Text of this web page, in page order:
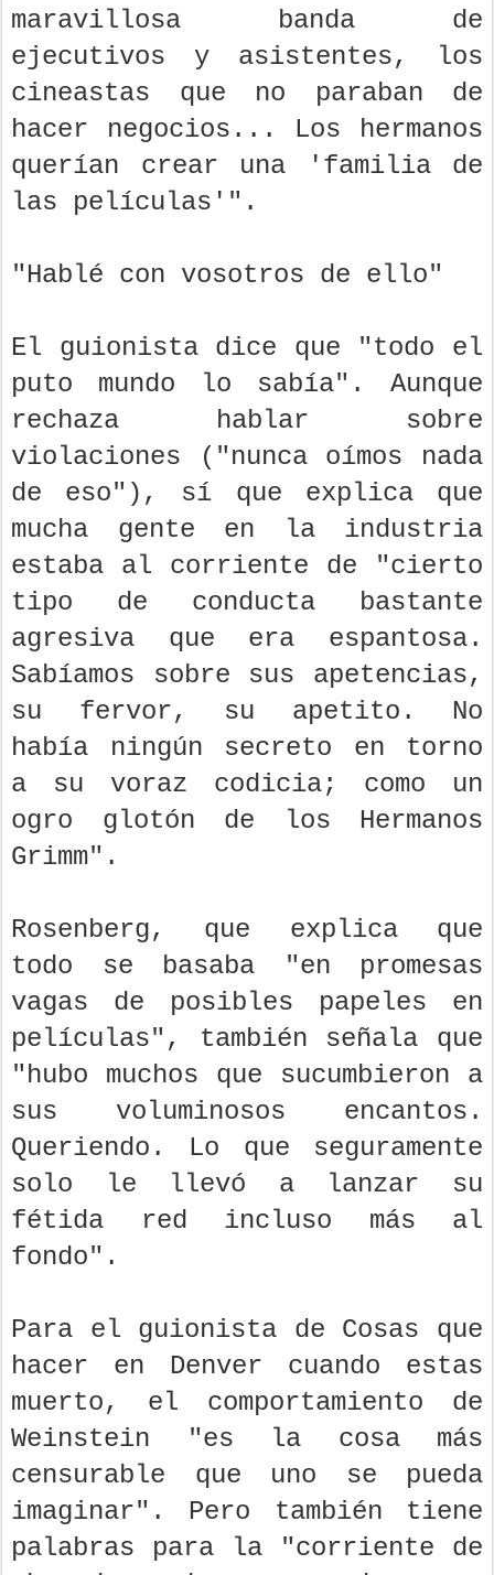
maravillosa banda de
ejecutivos y asistentes, los
cineastas que no paraban de
hacer negocios... Los hermanos
querían crear una 'familia de
las películas'".
"Hablé con vosotros de ello"
El guionista dice que "todo el
puto mundo lo sabía". Aunque
rechaza hablar sobre
violaciones ("nunca oímos nada
de eso"), sí que explica que
mucha gente en la industria
estaba al corriente de "cierto
tipo de conducta bastante
agresiva que era espantosa.
Sabíamos sobre sus apetencias,
su fervor, su apetito. No
había ningún secreto en torno
a su voraz codicia; como un
ogro glotón de los Hermanos
Grimm".
Rosenberg, que explica que
todo se basaba "en promesas
vagas de posibles papeles en
películas", también señala que
"hubo muchos que sucumbieron a
sus voluminosos encantos.
Queriendo. Lo que seguramente
solo le llevó a lanzar su
fétida red incluso más al
fondo".
Para el guionista de Cosas que
hacer en Denver cuando estas
muerto, el comportamiento de
Weinstein "es la cosa más
censurable que uno se pueda
imaginar". Pero también tiene
palabras para la "corriente de